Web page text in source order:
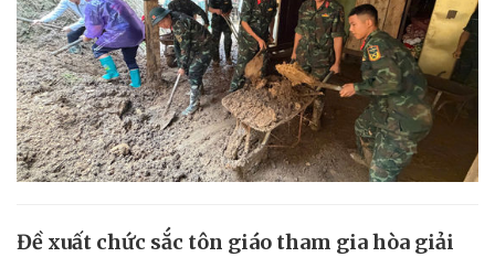
Đề xuất chức sắc tôn giáo tham gia hòa giải